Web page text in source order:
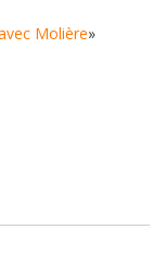
Molière»